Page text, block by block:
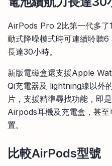
AirPods Pro 2比第一代多了
動式降噪模式時可連續聆聽
長達30小時。
新版電磁盒還支援Apple
Qi充電器及 lightning線以外
片，支援精準尋找功能，即
Airpods耳機及充電盒，甚
置。
比較AirPods型號